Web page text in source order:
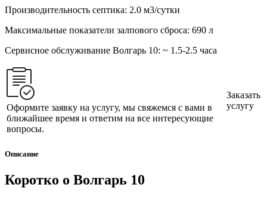
Производительность септика: 2.0 м3/сутки
Максимальные показатели залпового сброса: 690 л
Сервисное обслуживание Волгарь 10: ~ 1.5-2.5 часа
Оформите заявку на услугу, мы свяжемся с вами в
ближайшее время и ответим на все интересующие
вопросы.
Заказать
услугу
Описание
Коротко о Волгарь 10